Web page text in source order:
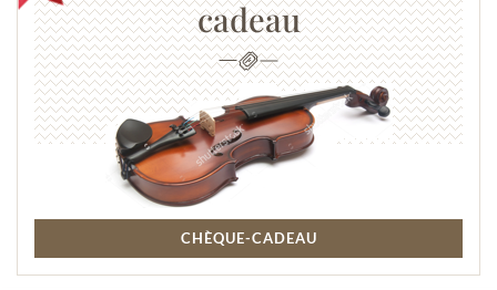
cadeau
CHÈQUE-CADEAU